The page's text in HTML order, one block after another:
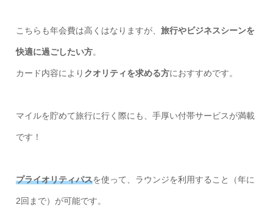
こちらも年会費は高くはなりますが、 旅行やビジネスシーンを
快適に過ごしたい方。
カード内容により クオリティを求める方におすすめです。
マイルを貯めて旅行に行く際にも、手厚い付帯サービスが満載
です！
プライオリティパスを使って、ラウンジを利用すること（年に
2回まで）が可能です。